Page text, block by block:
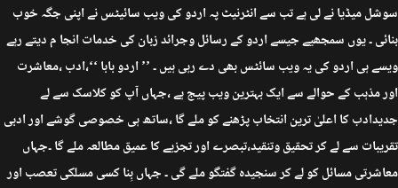
سوشل میڈیا نے لی ہے تب سے انٹرنیٹ پہ اردو کی ویب سائیٹس نے اپنی جگہ خوب
بنائی ۔ یوں سمجھیے جیسے اردو کے رسائل وجرائد زبان کی خدمات انجا م دیتے رہے
ویسے ہی اردو کی یہ ویب سائٹس بھی دے رہی ہیں ۔ ’’ اردو بابا ‘‘،ادب ،معاشرت
اور مذہب کے حوالے سے ایک بہترین ویب پیج ہے ،جہاں آپ کو کلاسک سے لے
جدیدادب کا اعلیٰ ترین انتخاب پڑھنے کو ملے گا ،ساتھ ہی خصوصی گوشے اور ادبی
تقریبات سے لے کر تحقیق وتنقید،تبصرے اور تجزیے کا عمیق مطالعہ ملے گا ۔جہاں
معاشرتی مسائل کو لے کر سنجیدہ گفتگو ملے گی ۔ جہاں بِنا کسی مسلکی تعصب اور